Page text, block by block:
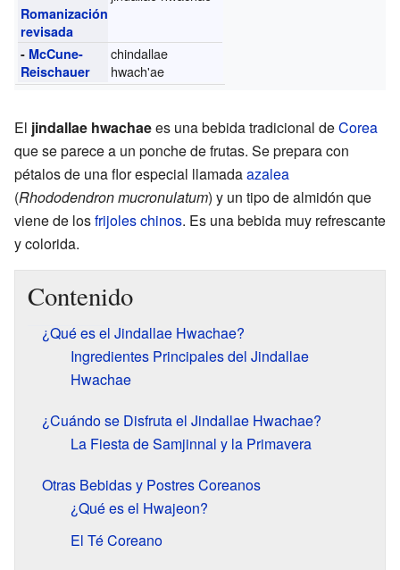
Romanización
revisada
- McCune-
Reischauer
chindallae
hwach'ae
El jindallae hwachaees una bebida tradicional deCorea
que se parece a un ponche de frutas. Se prepara con
pétalos de una flor especial llamadaazalea
(Rhododendron mucronulatum) y un tipo de almidón que
viene de losfrijoles chinos. Es una bebida muy refrescante
y colorida.
Contenido
¿Qué es el Jindallae Hwachae?
Ingredientes Principales del Jindallae
Hwachae
¿Cuándo se Disfruta el Jindallae Hwachae?
La Fiesta de Samjinnal y la Primavera
Otras Bebidas y Postres Coreanos
¿Qué es el Hwajeon?
El Té Coreano